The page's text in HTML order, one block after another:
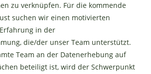
zu verknüpfen. Für die kommende
suchen wir einen motivierten
in der
die/der unser Team unterstützt.
Team an der Datenerhebung auf
beteiligt ist, wird der Schwerpunkt